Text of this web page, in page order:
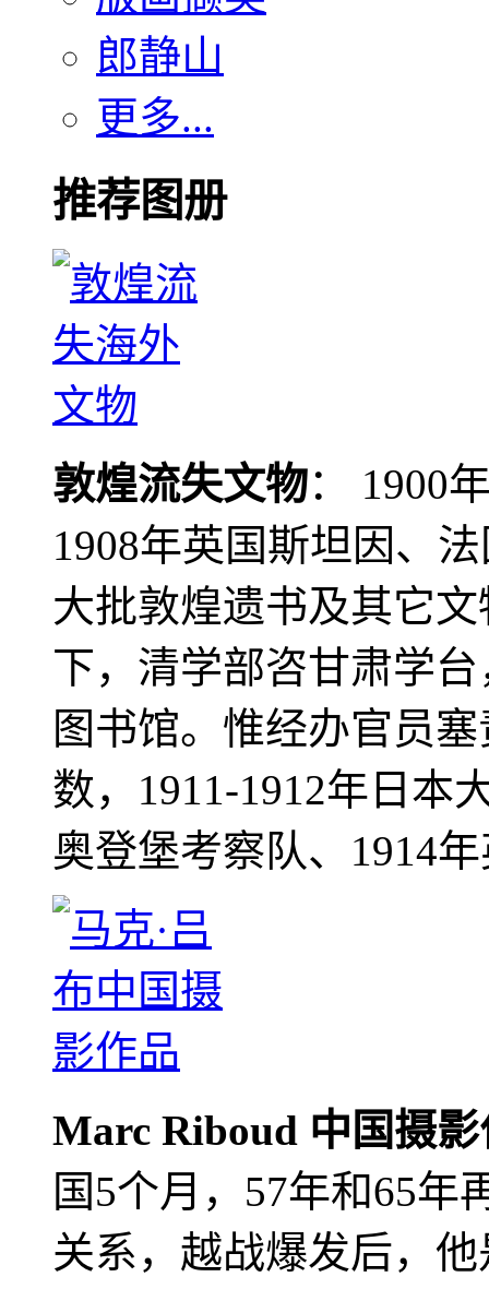
郎静山
更多...
推荐图册
敦煌流失文物： 1900
1908年英国斯坦因、
大批敦煌遗书及其它
下，清学部咨甘肃学
图书馆。惟经办官员
数，1911-1912年日本
奥登堡考察队、1914
Marc Riboud 中国摄
国5个月，57年和65年
关系，越战爆发后，